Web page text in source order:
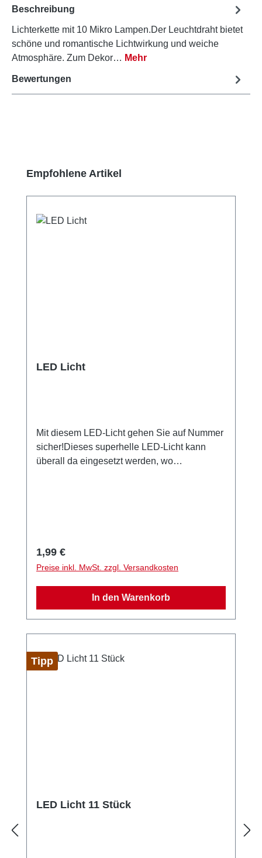
Beschreibung
Lichterkette mit 10 Mikro Lampen.Der Leuchtdraht bietet
schöne und romantische Lichtwirkung und weiche
Atmosphäre. Zum Dekor… Mehr
Bewertungen
Produktgalerie überspringen
Empfohlene Artikel
LED Licht
Mit diesem LED-Licht gehen Sie auf Nummer
sicher!Dieses superhelle LED-Licht kann
überall da eingesetzt werden, wo
können.
Regulärer Preis:
1,99 €
Preise inkl. MwSt. zzgl. Versandkosten
In den Warenkorb
Tipp
LED Licht 11 Stück